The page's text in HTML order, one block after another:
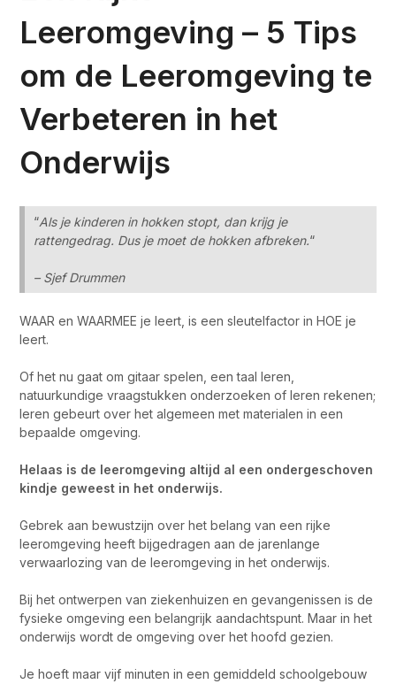
Leeromgeving – 5 Tips
om de Leeromgeving te
Verbeteren in het
Onderwijs
“Als je kinderen in hokken stopt, dan krijg je
rattengedrag. Dus je moet de hokken afbreken.“
– Sjef Drummen
WAAR en WAARMEE je leert, is een sleutelfactor in HOE je
leert.
Of het nu gaat om gitaar spelen, een taal leren,
natuurkundige vraagstukken onderzoeken of leren rekenen;
leren gebeurt over het algemeen met materialen in een
bepaalde omgeving.
Helaas is de leeromgeving altijd al een ondergeschoven
kindje geweest in het onderwijs.
Gebrek aan bewustzijn over het belang van een rijke
leeromgeving heeft bijgedragen aan de jarenlange
verwaarlozing van de leeromgeving in het onderwijs.
Bij het ontwerpen van ziekenhuizen en gevangenissen is de
fysieke omgeving een belangrijk aandachtspunt. Maar in het
onderwijs wordt de omgeving over het hoofd gezien.
Je hoeft maar vijf minuten in een gemiddeld schoolgebouw